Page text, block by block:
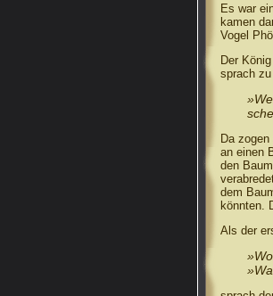
Es war
kamen
Vogel
Der
sprach
Da
an einen
den
dem
könnten.
Als der